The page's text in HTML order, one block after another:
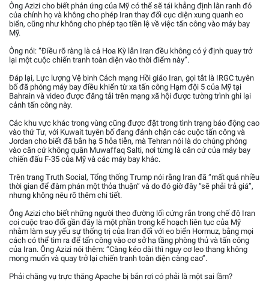
Ông Azizi cho biết phản ứng của Mỹ có thể sẽ tái khẳng định lằn ranh đỏ
của chính họ và không cho phép Iran thay đổi cục diện xung quanh eo
biển, cũng như không cho phép tạo tiền lệ về việc tấn công vào máy bay
Mỹ.
Ông nói: “Điều rõ ràng là cả Hoa Kỳ lẫn Iran đều không có ý định quay trở
lại một cuộc chiến tranh toàn diện vào thời điểm này”.
Đáp lại, Lực lượng Vệ binh Cách mạng Hồi giáo Iran, gọi tắt là IRGC tuyên
bố đã phóng máy bay điều khiển từ xa tấn công Hạm đội 5 của Mỹ tại
Bahrain và video được đăng tải trên mạng xã hội được tường trình ghi lại
cảnh tấn công này.
Các khu vực khác trong vùng cũng được đặt trong tình trạng báo động cao
vào thứ Tư, với Kuwait tuyên bố đang đánh chặn các cuộc tấn công và
Jordan cho biết đã bắn hạ 5 hỏa tiễn, mà Tehran nói là do chúng phóng
vào căn cứ không quân Muwaffaq Salti, nơi từng là căn cứ của máy bay
chiến đấu F-35 của Mỹ và các máy bay khác.
Trên trang Truth Social, Tổng thống Trump nói rằng Iran đã “mất quá nhiều
thời gian để đàm phán một thỏa thuận” và do đó giờ đây “sẽ phải trả giá”,
nhưng không nêu rõ thêm chi tiết.
Ông Azizi cho biết những người theo đường lối cứng rắn trong chế độ Iran
coi cuộc trao đổi gần đây là một phần trong kế hoạch liên tục của Mỹ
nhằm làm suy yếu sự thống trị của Iran đối với eo biển Hormuz, bằng mọi
cách có thể tìm ra để tấn công vào cơ sở hạ tầng phòng thủ và tấn công
của Iran. Ông Azizi nói thêm: “Càng kéo dài thì nguy cơ leo thang không
mong muốn và quay trở lại chiến tranh toàn diện càng cao”.
Phải chăng vụ trực thăng Apache bị bắn rơi có phải là một sai lầm?